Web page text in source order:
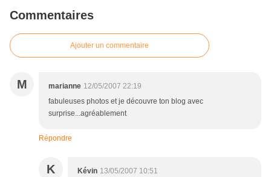
Commentaires
Ajouter un commentaire
M marianne 12/05/2007 22:19
fabuleuses photos et je découvre ton blog avec
surprise...agréablement
Répondre
K Kévin 13/05/2007 10:51